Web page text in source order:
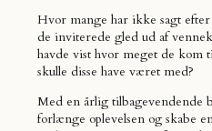
Hvor mange har ikke sagt
de inviterede gled ud af
havde vist hvor meget de kom
skulle disse have været med?
Med en årlig tilbagevendende
forlænge oplevelsen og skabe